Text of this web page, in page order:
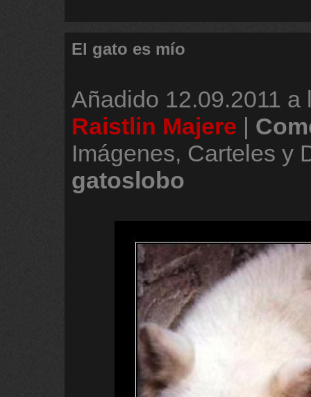
El gato es mío
Añadido 12.09.2011 a
Raistlin Majere |
Imágenes, Carteles y
gatoslobo